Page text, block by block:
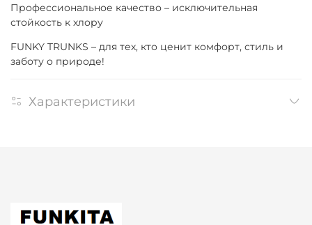
Профессиональное качество – исключительная
стойкость к хлору
FUNKY TRUNKS – для тех, кто ценит комфорт, стиль и
заботу о природе!
Характеристики